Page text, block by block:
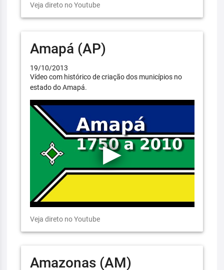
Veja direto no Youtube
Amapá (AP)
19/10/2013
Vídeo com histórico de criação dos municípios no
estado do Amapá.
Veja direto no Youtube
Amazonas (AM)